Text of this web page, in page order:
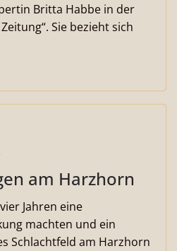
Britta Habbe in der
Sie bezieht sich
am Harzhorn
Jahren eine
machten und ein
Schlachtfeld am Harzhorn